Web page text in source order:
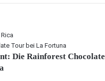
Die Rainforest Chocolate